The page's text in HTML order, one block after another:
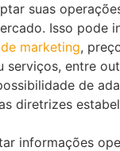
suas
Isso pode
marketing,
serviços, entre
de
diretrizes
informações